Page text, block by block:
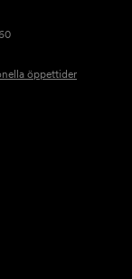
öppettider